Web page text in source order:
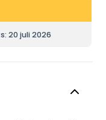
20 juli 2026